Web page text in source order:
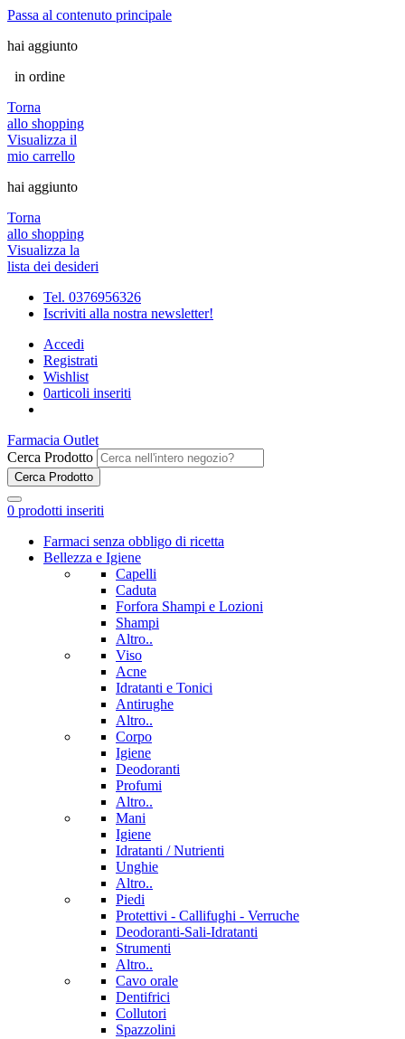
Passa al contenuto principale
hai aggiunto
in ordine
Torna
allo shopping
Visualizza il
mio carrello
hai aggiunto
Torna
allo shopping
Visualizza la
lista dei desideri
Tel. 0376956326
Iscriviti alla nostra newsletter!
Accedi
Registrati
Wishlist
0articoli inseriti
Farmacia Outlet
Cerca Prodotto
Cerca Prodotto
0 prodotti inseriti
Farmaci senza obbligo di ricetta
Bellezza e Igiene
Capelli
Caduta
Forfora Shampi e Lozioni
Shampi
Altro..
Viso
Acne
Idratanti e Tonici
Antirughe
Altro..
Corpo
Igiene
Deodoranti
Profumi
Altro..
Mani
Igiene
Idratanti / Nutrienti
Unghie
Altro..
Piedi
Protettivi - Callifughi - Verruche
Deodoranti-Sali-Idratanti
Strumenti
Altro..
Cavo orale
Dentifrici
Collutori
Spazzolini